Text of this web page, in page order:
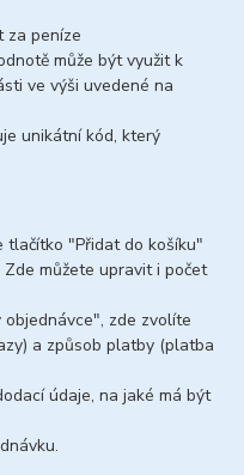
za peníze
může být využit k
ve výši uvedené na
unikátní kód, který
"Přidat do košíku"
můžete upravit i počet
zde zvolíte
a způsob platby (platba
údaje, na jaké má být